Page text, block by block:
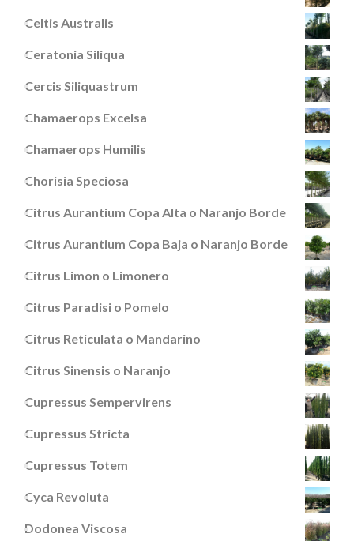
Celtis Australis
Ceratonia Siliqua
Cercis Siliquastrum
Chamaerops Excelsa
Chamaerops Humilis
Chorisia Speciosa
Citrus Aurantium Copa Alta o Naranjo Borde
Citrus Aurantium Copa Baja o Naranjo Borde
Citrus Limon o Limonero
Citrus Paradisi o Pomelo
Citrus Reticulata o Mandarino
Citrus Sinensis o Naranjo
Cupressus Sempervirens
Cupressus Stricta
Cupressus Totem
Cyca Revoluta
Dodonea Viscosa